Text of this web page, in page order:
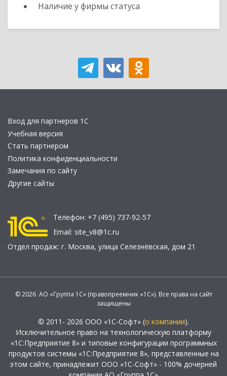
Наличие у фирмы статуса
Вход для партнеров 1С
Учебная версия
Стать партнером
Политика конфиденциальности
Замечания по сайту
Другие сайты
Телефон: +7 (495) 737-92-57
Email: site_v8@1c.ru
Отдел продаж: г. Москва, улица Селезнёвская, дом 21
© 2026 АО «Группа 1С» (правопреемник «1С»). Все права на сайт
защищены
© 2011- 2026 ООО «1С-Софт» (о компании).
Исключительное право на технологическую платформу
«1С:Предприятие 8» и типовые конфигурации программных
продуктов системы «1С:Предприятие 8», представленные на
этом сайте, принадлежит ООО «1С-Софт» - 100% дочерней